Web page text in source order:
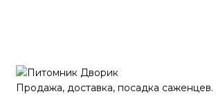
Продажа, доставка, посадка саженцев.